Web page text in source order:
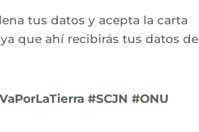
tus datos y acepta la carta
que ahí recibirás tus datos de
#SCJN #ONU